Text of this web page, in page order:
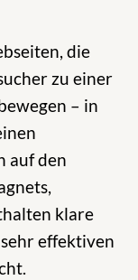
die
zu einer
– in
auf den
klare
effektiven